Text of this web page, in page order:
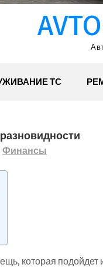
ТС
Финансы
которая